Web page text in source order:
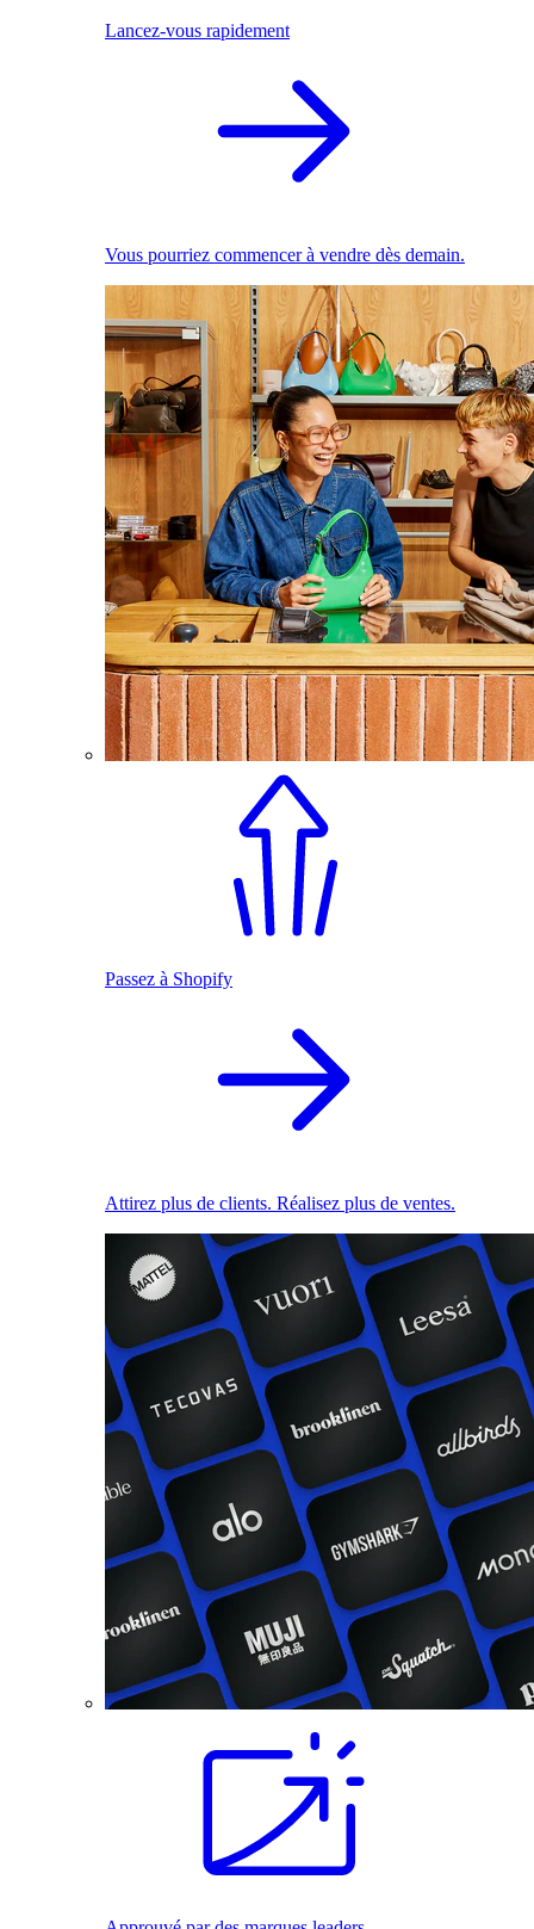
Lancez-vous rapidement
Vous pourriez commencer à vendre dès demain.
Passez à Shopify
Attirez plus de clients. Réalisez plus de ventes.